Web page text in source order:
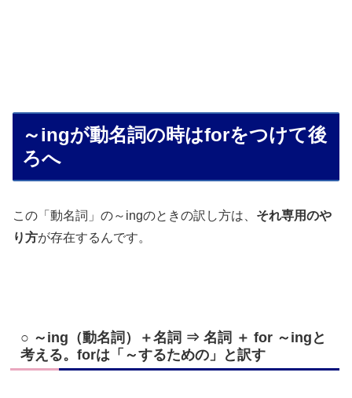
～ingが動名詞の時はforをつけて後
ろへ
この「動名詞」の～ingのときの訳し方は、 それ専用のや
り方が存在するんです。
○ ～ing（動名詞）＋名詞 ⇒ 名詞 ＋ for ～ingと
考える。forは「～するための」と訳す